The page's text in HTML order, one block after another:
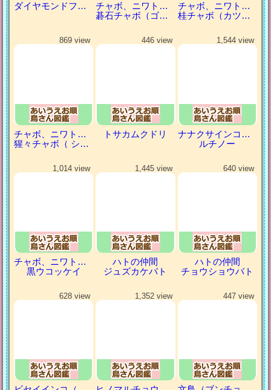
ダイヤモンドフィンチ
チャボ、ニワトリの仲間
碁石チャボ（ゴイシチャボ）
チャボ、ニワトリの仲間
桂チャボ（カツラチャボ）
869 view
チャボ、ニワトリの仲間
猩々チャボ（ ショウジョウチャボ）
446 view
トサカムクドリ
1,544 view
ナナクサインコ（七草インコ）
ルチノー
1,014 view
チャボ、ニワトリの仲間
黒ウコッケイ
1,445 view
ハトの仲間
ジュズカケバト
640 view
ハトの仲間
チョウショウバト
628 view 1,352 view 447 view